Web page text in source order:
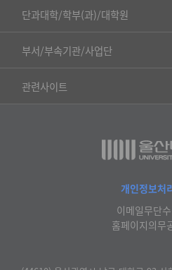
단과대학/학부(과)/대학원
■인문대학
▷국어국문학부
▷일본어·일본학과
▷프랑스어·프랑스학과
부서/부속기관/사업단
공동기기센터
공학교육혁신센터
물리BK 미래혁신응집물질물리인재
관련사이트
건강가정지원센터
교수협의회
온라인 기술거래 플랫폼
개인정보처
이메일무단
홈페이지의무